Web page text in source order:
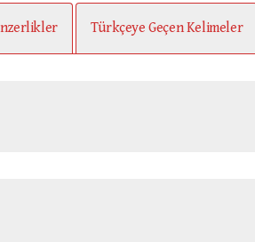
Türkçeye Geçen Kelimeler